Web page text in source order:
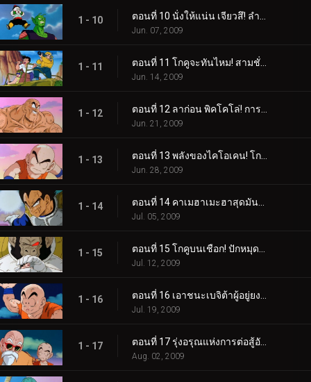
1 - 10
Jun. 07, 2009
1 - 11
Jun. 14, 2009
1 - 12
Jun. 21, 2009
1 - 13
Jun. 28, 2009
1 - 14
Jul. 05, 2009
1 - 15
Jul. 12, 2009
1 - 16
Jul. 19, 2009
1 - 17
Aug. 02, 2009